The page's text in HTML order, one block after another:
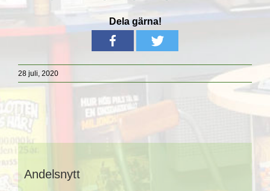
Dela gärna!
28 juli, 2020
Andelsnytt